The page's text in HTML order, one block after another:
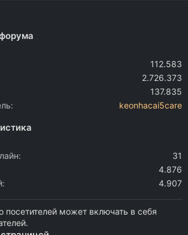
112.583
2.726.373
137.835
keonhacai5care
31
4.876
4.907
посетителей может включать в себя